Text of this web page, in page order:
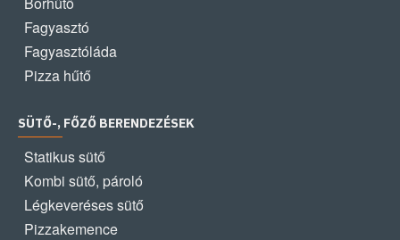
Fagyasztó
Fagyasztóláda
Pizza hűtő
SÜTŐ-, FŐZŐ BERENDEZÉSEK
Statikus sütő
Kombi sütő, pároló
Légkeveréses sütő
Pizzakemence